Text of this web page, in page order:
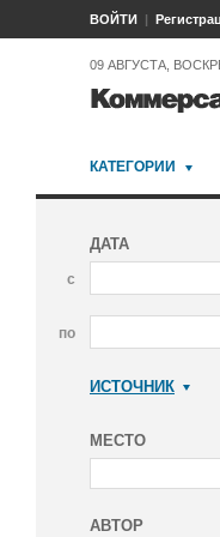
ВОЙТИ
09 АВГУСТА,
КАТЕГОРИИ
ДАТА
с
по
ИСТОЧНИК
МЕСТО
АВТОР